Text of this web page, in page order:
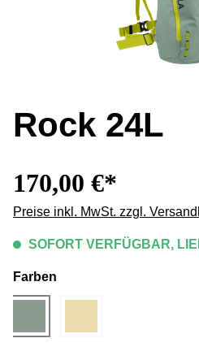
Rock 24L
170,00 €*
Preise inkl. MwSt. zzgl.
SOFORT VERFÜGBAR,
Farben